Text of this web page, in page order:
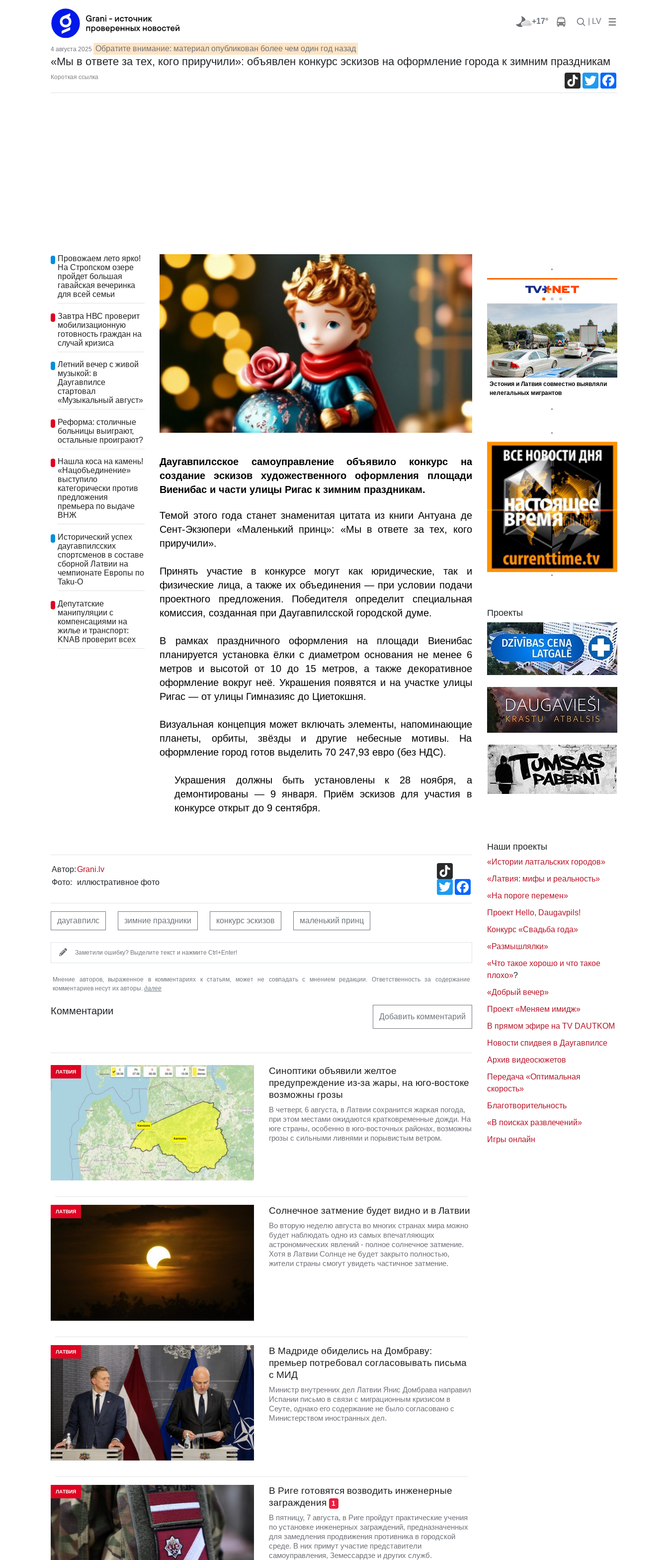
+17° | LV
4 августа 2025 Обратите внимание: материал опубликован более чем один год назад
«Мы в ответе за тех, кого приручили»: объявлен конкурс эскизов на оформление города к зимним праздникам
Короткая ссылка TikTokTwitter
Провожаем лето ярко!
На Стропском озере
пройдет большая
гавайская вечеринка
для всей семьи
Завтра НВС проверит
мобилизационную
готовность граждан на
случай кризиса
Летний вечер с живой
музыкой: в
Даугавпилсе
стартовал
«Музыкальный август»
Реформа: столичные
больницы выиграют,
остальные проиграют?
Нашла коса на камень!
«Нацобъединение»
выступило
категорически против
предложения
премьера по выдаче
ВНЖ
Исторический успех
даугавпилсских
спортсменов в составе
сборной Латвии на
чемпионате Европы по
Taku-O
Депутатские
манипуляции с
компенсациями на
жилье и транспорт:
KNAB проверит всех
Даугавпилсское самоуправление объявило конкурс на
создание эскизов художественного оформления площади
Виенибас и части улицы Ригас к зимним праздникам.
Темой этого года станет знаменитая цитата из книги Антуана де
Сент-Экзюпери «Маленький принц»: «Мы в ответе за тех, кого
приручили».
Принять участие в конкурсе могут как юридические, так и
физические лица, а также их объединения — при условии подачи
проектного предложения. Победителя определит специальная
комиссия, созданная при Даугавпилсской городской думе.
В рамках праздничного оформления на площади Виенибас
планируется установка ёлки с диаметром основания не менее 6
метров и высотой от 10 до 15 метров, а также декоративное
оформление вокруг неё. Украшения появятся и на участке улицы
Ригас — от улицы Гимназияс до Циетокшня.
Визуальная концепция может включать элементы, напоминающие
планеты, орбиты, звёзды и другие небесные мотивы. На
оформление город готов выделить 70 247,93 евро (без НДС).
Украшения должны быть установлены к 28 ноября, а
демонтированы — 9 января. Приём эскизов для участия в
конкурсе открыт до 9 сентября.
Автор:Grani.lv
Фото:
иллюстративное фото
TikTok
TwitterFacebook
даугавпилс зимние праздники конкурс эскизов маленький принц
Заметили ошибку? Выделите текст и нажмите Ctrl+Enter!
Мнение авторов, выраженное в комментариях к статьям, может не совпадать с мнением редакции. Ответственность за содержание
комментариев несут их авторы. далее
Комментарии
Добавить комментарий
ЛАТВИЯ
Синоптики объявили желтое
предупреждение из-за жары, на юго-востоке
возможны грозы
В четверг, 6 августа, в Латвии сохранится жаркая погода,
при этом местами ожидаются кратковременные дожди. На
юге страны, особенно в юго-восточных районах, возможны
грозы с сильными ливнями и порывистым ветром.
ЛАТВИЯ Солнечное затмение будет видно и в Латвии
Во вторую неделю августа во многих странах мира можно
будет наблюдать одно из самых впечатляющих
астрономических явлений - полное солнечное затмение.
Хотя в Латвии Солнце не будет закрыто полностью,
жители страны смогут увидеть частичное затмение.
ЛАТВИЯ
В Мадриде обиделись на Домбраву:
премьер потребовал согласовывать письма
с МИД
Министр внутренних дел Латвии Янис Домбрава направил
Испании письмо в связи с миграционным кризисом в
Сеуте, однако его содержание не было согласовано с
Министерством иностранных дел.
ЛАТВИЯ
В Риге готовятся возводить инженерные
заграждения
1
В пятницу, 7 августа, в Риге пройдут практические учения
по установке инженерных заграждений, предназначенных
для замедления продвижения противника в городской
среде. В них примут участие представители
самоуправления, Земессардзе и других служб.
'
'
'
'
Проекты
Наши проекты
«Истории латгальских городов»
«Латвия: мифы и реальность»
«На пороге перемен»
Проект Hello, Daugavpils!
Конкурс «Свадьба года»
«Размышлялки»
«Что такое хорошо и что такое
плохо»?
«Добрый вечер»
Проект «Меняем имидж»
В прямом эфире на TV DAUTKOM
Новости спидвея в Даугавпилсе
Архив видеосюжетов
Передача «Оптимальная
скорость»
Благотворительность
«В поисках развлечений»
Игры онлайн